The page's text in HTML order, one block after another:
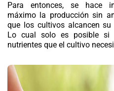
Para entonces, se hace
máximo la producción sin
que los cultivos alcancen
Lo cual solo es posible si
nutrientes que el cultivo